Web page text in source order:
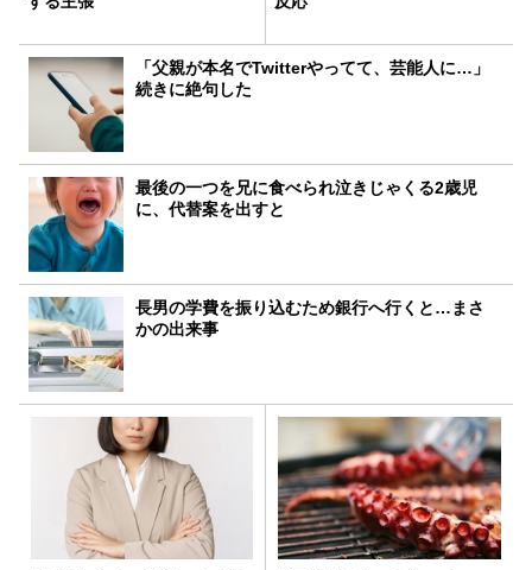
「父親が本名でTwitterやってて、芸能人に…」
続きに絶句した
最後の一つを兄に食べられ泣きじゃくる2歳児
に、代替案を出すと
長男の学費を振り込むため銀行へ行くと…まさ
かの出来事